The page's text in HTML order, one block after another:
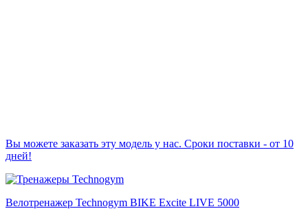
Вы можете заказать эту модель у нас. Сроки поставки - от 10
дней!
Велотренажер Technogym BIKE Excite LIVE 5000